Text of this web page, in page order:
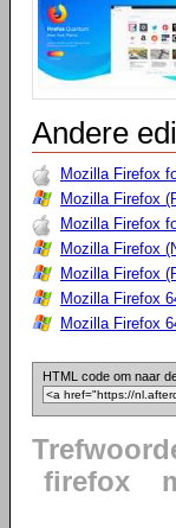
Andere
Mozilla Firefox
Mozilla Firefox
Mozilla Firefox
Mozilla Firefox
Mozilla Firefox
Mozilla Firefox
Mozilla Firefox
HTML code om naar
firefox